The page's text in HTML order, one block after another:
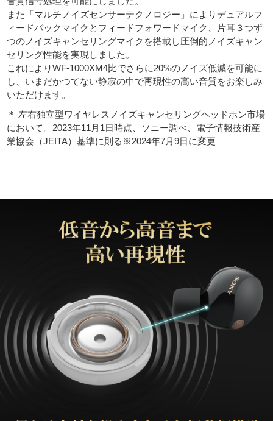
また「マルチノイズセンサーテクノロジー」によりデュアルフ
ィードバックマイクとフィードフォワードマイク、片耳３つず
つのノイズキャンセリングマイクを搭載し圧倒的ノイズキャン
セリング性能を実現しました。
これによりWF-1000XM4比でさらに20%のノイズ低減を可能に
し、いまだかつてない静寂の中で再現性の高い音質をお楽しみ
いただけます。
＊ 左右独立型ワイヤレスノイズキャンセリングヘッドホン市場
において。2023年11月1日時点、ソニー調べ、電子情報技術産
業協会（JEITA）基準に則る※2024年7月9日に変更